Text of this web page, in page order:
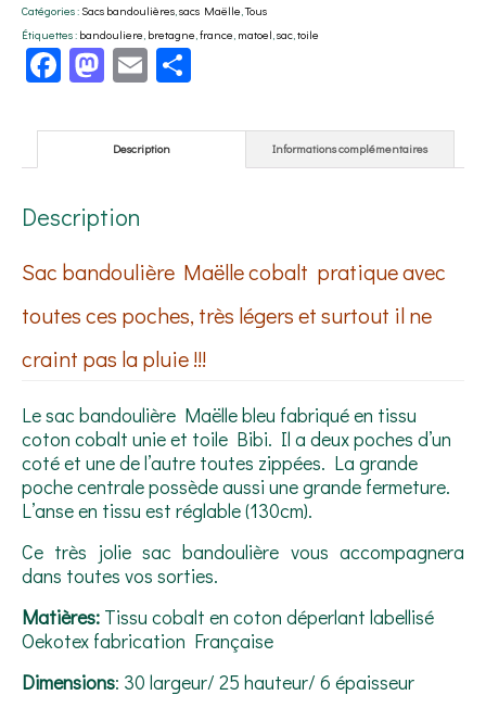
cobalt
et
toile
Catégories : Sacs bandoulières sacs Maëlle ,Tous
Étiquettes : bandouliere bretagne france matoel sac toile
Facebook
Mastodon
Email
Description Informations complémentaires
Description
Sac bandoulière Maëlle cobalt pratique avec
toutes ces poches, très légers et surtout il ne
craint pas la pluie !!!
Le sac bandoulière Maëlle bleu fabriqué en tissu
coton cobalt unie et toile Bibi. Il a deux poches d’un
coté et une de l’autre toutes zippées. La grande
poche centrale possède aussi une grande fermeture.
L’anse en tissu est réglable (130cm).
Ce très jolie sac bandoulière vous accompagnera
dans toutes vos sorties.
Matières: Tissu cobalt en coton déperlant labellisé
Oekotex fabrication Française
Dimensions: 30 largeur/ 25 hauteur/ 6 épaisseur